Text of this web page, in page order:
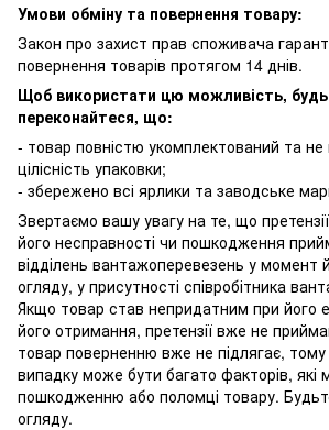
Умови обміну та повернення товару:
Закон про захист прав споживача
повернення товарів протягом 14 днів.
Щоб використати цю можливість,
переконайтеся, що:
- товар повністю укомплектований та
цілісність упаковки;
- збережено всі ярлики та заводське
Звертаємо вашу увагу на те, що
його несправності чи пошкодження
відділень вантажоперевезень у момент
огляду, у присутності співробітника
Якщо товар став непридатним при його
його отримання, претензії вже не
товар поверненню вже не підлягає,
випадку може бути багато факторів, які
пошкодженню або поломці товару.
огляду.